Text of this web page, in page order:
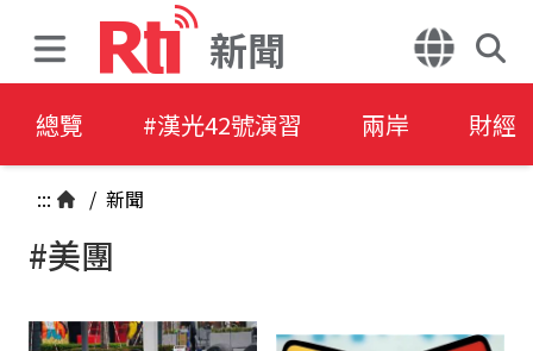
新聞
總覽 #漢光42號演習 兩岸 財經
::: / 新聞
#美團